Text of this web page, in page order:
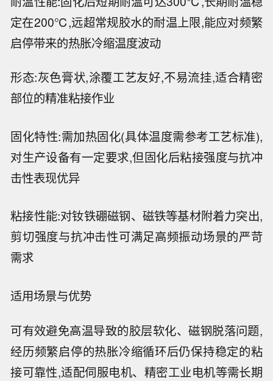
定在200℃,远超常规胶水的耐温上限,能应对频繁
启停带来的热胀冷缩温度波动
形态:灰色膏状,涂覆工艺友好,不易流挂,适合精密
部位的精准粘接作业
固化特性:需加热固化(具体温度需参考工艺标准),
对生产设备有一定要求,但固化后粘接强度与抗冲
击性表现优异
粘接性能:对钕铁硼磁钢、磁铁等基材附着力突出,
剪切强度与抗冲击性可满足高频振动场景的严苛
需求
适用场景与优势
可有效避免高温导致的胶层软化、磁钢脱落问题,
经历频繁启停的热胀冷缩循环后仍保持稳定的粘
接可靠性,适配伺服电机、精密工业电机等需长期